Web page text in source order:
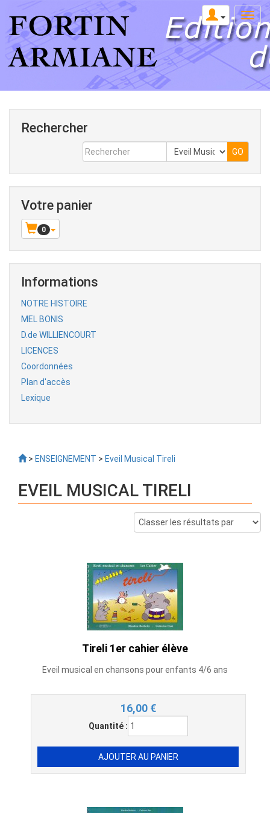
Rechercher
Votre panier
0
Informations
NOTRE HISTOIRE
MEL BONIS
D.de WILLIENCOURT
LICENCES
Coordonnées
Plan d'accès
Lexique
> ENSEIGNEMENT > Eveil Musical Tireli
EVEIL MUSICAL TIRELI
Tireli 1er cahier élève
Eveil musical en chansons pour enfants 4/6 ans
16,00 €
Quantité :